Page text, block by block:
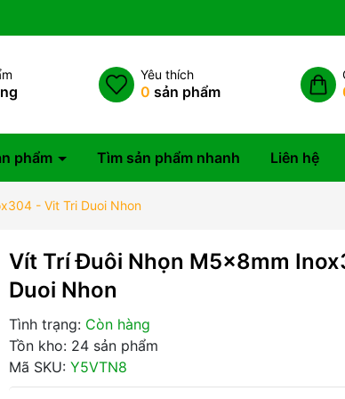
Yêu thích
0 sản phẩm
phẩm Tìm sản phẩm nhanh Liên hệ
- Vit Tri Duoi Nhon
Vít Trí Đuôi Nhọn M5x8mm
Duoi Nhon
Tình trạng: Còn hàng
Tồn kho: 24 sản phẩm
Mã SKU: Y5VTN8